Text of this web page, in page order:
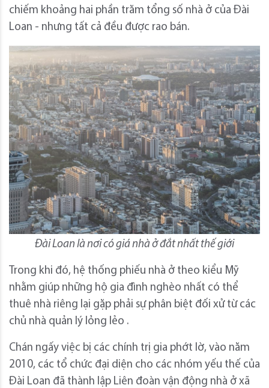
chiếm khoảng hai phần trăm tổng số nhà ở của Đài
Loan - nhưng tất cả đều được rao bán.
Đài Loan là nơi có giá nhà ở đắt nhất thế giới
Trong khi đó, hệ thống phiếu nhà ở theo kiểu Mỹ
nhằm giúp những hộ gia đình nghèo nhất có thể
thuê nhà riêng lại gặp phải sự phân biệt đối xử từ các
chủ nhà quản lý lỏng lẻo .
Chán ngấy việc bị các chính trị gia phớt lờ, vào năm
2010, các tổ chức đại diện cho các nhóm yếu thế của
Đài Loan đã thành lập Liên đoàn vận động nhà ở xã